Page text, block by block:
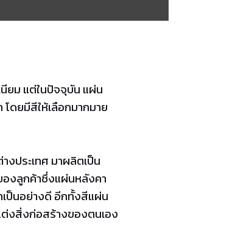
ยม แต่ในปัจจุบัน แผ่น
ดยมีสีให้เลือกมากมาย
ประเทศ มาผลิตเป็น
องลูกค้าซึ่งแผ่นหลังคา
ป็นอย่างดี อีกทั้งสีแผ่น
ต่งสิ่งก่อสร้างของตนเอง